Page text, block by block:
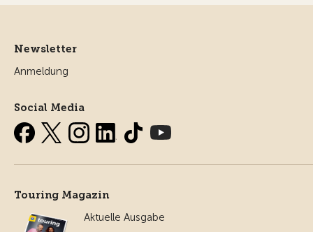
Newsletter
Anmeldung
Social Media
Touring Magazin
Aktuelle Ausgabe